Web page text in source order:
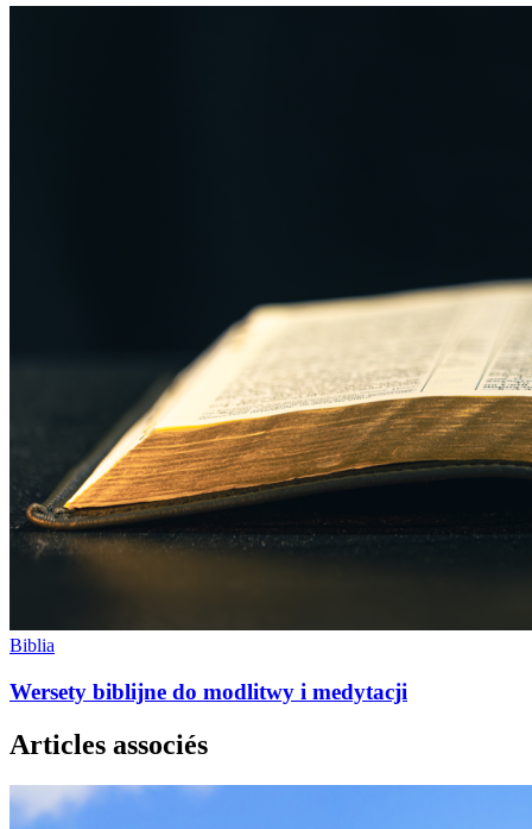
Biblia
Wersety biblijne do modlitwy i medytacji
Articles associés